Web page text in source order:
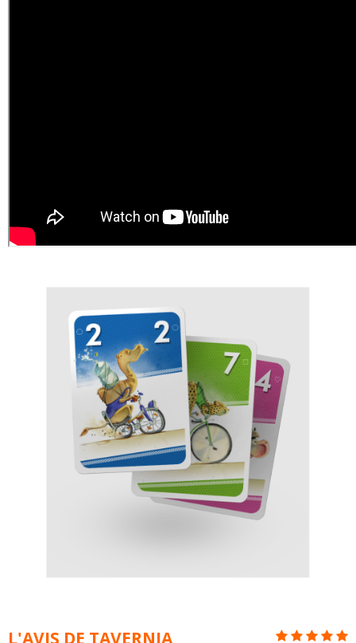
L'AVIS DE TAVERNIA